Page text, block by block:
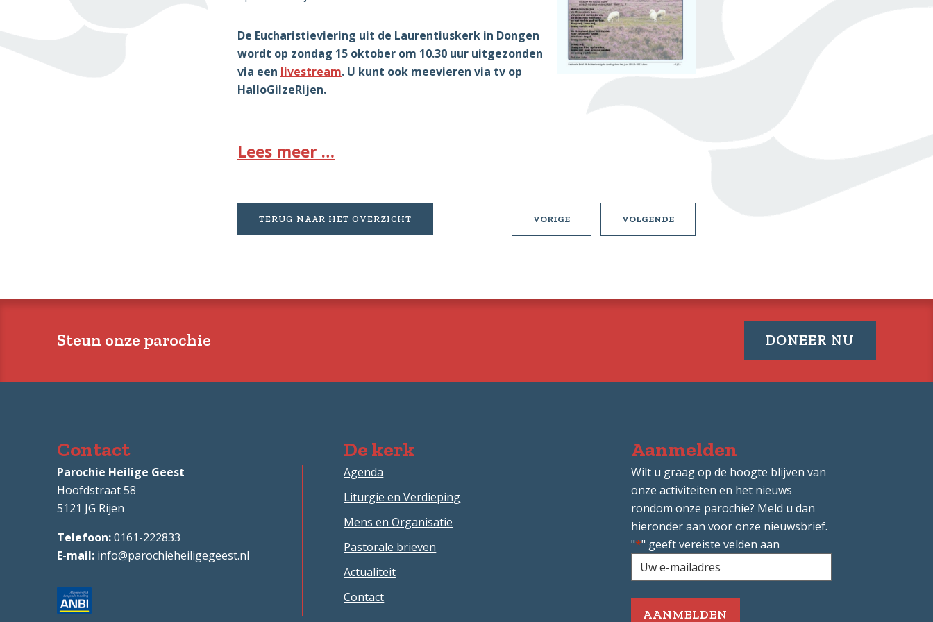
De Eucharistieviering uit de Laurentiuskerk in Dongen
wordt op zondag 15 oktober om 10.30 uur uitgezonden
via een livestream. U kunt ook meevieren via tv op
HalloGilzeRijen.
Lees meer …
TERUG NAAR HET OVERZICHT VORIGEPASTORALEVOLGENDEPASTORALE
Steun onze parochie DONEER NU
Contact
Parochie Heilige Geest
Hoofdstraat 58
5121 JG Rijen
0161-222833
info@parochieheiligegeest.nl
De kerk
Agenda
Liturgie en Verdieping
Mens en Organisatie
Pastorale brieven
Actualiteit
Contact
Aanmelden
Wilt u graag op de hoogte blijven van
onze activiteiten en het nieuws
rondom onze parochie? Meld u dan
hieronder aan voor onze nieuwsbrief.
"*" geeft vereiste velden aan
Uw
e-
mailadres